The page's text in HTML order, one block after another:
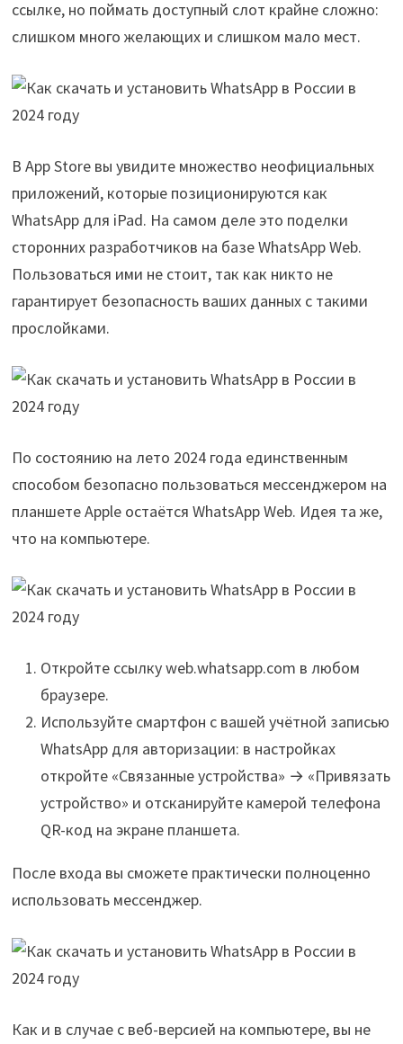
ссылке, но поймать доступный слот крайне сложно:
слишком много желающих и слишком мало мест.
В App Store вы увидите множество неофициальных
приложений, которые позиционируются как
WhatsApp для iPad. На самом деле это поделки
сторонних разработчиков на базе WhatsApp Web.
Пользоваться ими не стоит, так как никто не
гарантирует безопасность ваших данных с такими
прослойками.
По состоянию на лето 2024 года единственным
способом безопасно пользоваться мессенджером на
планшете Apple остаётся WhatsApp Web. Идея та же,
что на компьютере.
Откройте ссылку web.whatsapp.com в любом
браузере.
Используйте смартфон с вашей учётной записью
WhatsApp для авторизации: в настройках
откройте «Связанные устройства» → «Привязать
устройство» и отсканируйте камерой телефона
QR-код на экране планшета.
После входа вы сможете практически полноценно
использовать мессенджер.
Как и в случае с веб-версией на компьютере, вы не